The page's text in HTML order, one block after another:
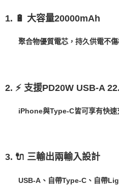
權轉讓予恩沛科技股份有限公司。
３．未成年的使用者請事先徵得法定
時審查核予不同之上限額度；若仍有
請求用戶進行身份認證。
恩沛科技股份有限公司將有權停止該
1. 🔋 大容量20000mAh
聚合物優質電芯，持久供電不傷
2. ⚡ 支援PD20W USB-A
iPhone與Type-C皆可享有快速
3. 🔌 三輸出兩輸入設計
USB-A、自帶Type-C、自帶